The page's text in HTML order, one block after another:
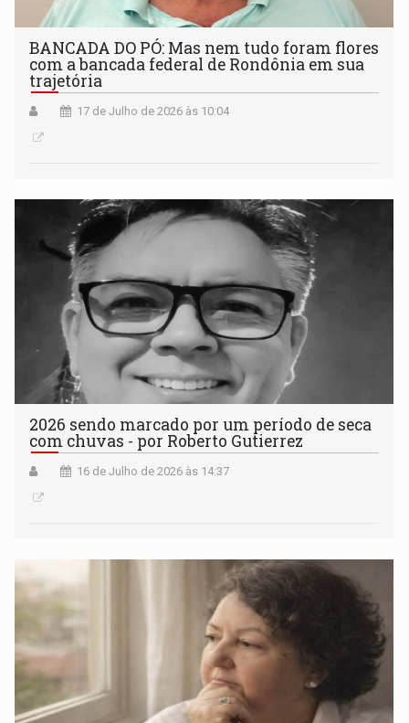
BANCADA DO PÓ: Mas nem tudo foram flores
com a bancada federal de Rondônia em sua
trajetória
17 de Julho de 2026 às 10:04
2026 sendo marcado por um período de seca
com chuvas - por Roberto Gutierrez
16 de Julho de 2026 às 14:37